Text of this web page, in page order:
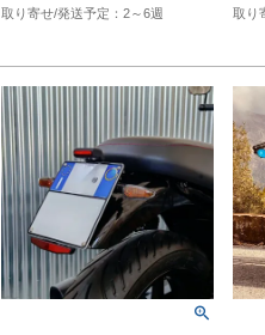
2～6週